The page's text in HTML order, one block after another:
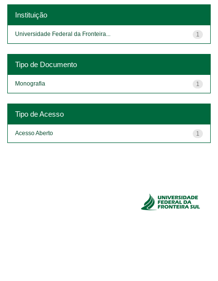
Instituição
1
Universidade Federal da Fronteira...
Tipo de Documento
1
Monografia
Tipo de Acesso
1
Acesso Aberto